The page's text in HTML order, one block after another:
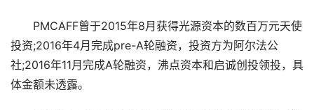
PMCAFF曾于2015年8月获得光源资本的数百万元天使
投资;2016年4月完成pre-A轮融资，投资方为阿尔法公
社;2016年11月完成A轮融资，沸点资本和启诚创投领投，具
体金额未透露。